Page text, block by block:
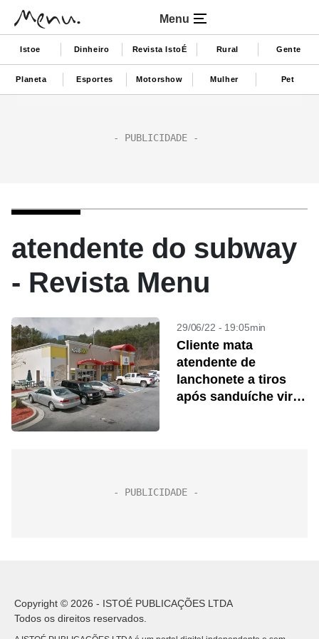
Menu
Istoe Dinheiro Revista IstoÉ Rural Gente
Planeta Esportes Motorshow Mulher Pet
atendente do subway
- Revista Menu
29/06/22 - 19:05min
Cliente mata
atendente de
lanchonete a tiros
após sanduíche vir
Copyright © 2026 - ISTOÉ PUBLICAÇÕES LTDA
Todos os direitos reservados.